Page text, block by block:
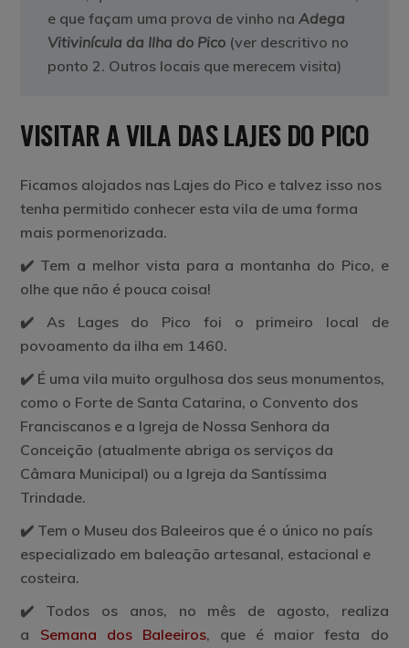
e que façam uma prova de vinho naAdega
Vitivinícula da Ilha do Pico (ver descritivo no
ponto 2. Outros locais que merecem visita)
VISITAR A VILA DAS LAJES DO PICO
Ficamos alojados nas Lajes do Pico e talvez isso nos
tenha permitido conhecer esta vila de uma forma
mais pormenorizada.
✔️ Tem a melhor vista para a montanha do Pico, e
olhe que não é pouca coisa!
✔️ As Lages do Pico foi o primeiro local de
povoamento da ilha em 1460.
✔️ É uma vila muito orgulhosa dos seus monumentos,
como o Forte de Santa Catarina, o Convento dos
Franciscanos e a Igreja de Nossa Senhora da
Conceição (atualmente abriga os serviços da
Câmara Municipal) ou a Igreja da Santíssima
Trindade.
✔️ Tem o Museu dos Baleeiros que é o único no país
especializado em baleação artesanal, estacional e
costeira.
✔️ Todos os anos, no mês de agosto, realiza
a Semana dos Baleeiros, que é maior festa do